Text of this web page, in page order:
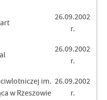
26.09.2002
r.
26.09.2002
r.
im.
w Rzeszowie
26.09.2002
r.